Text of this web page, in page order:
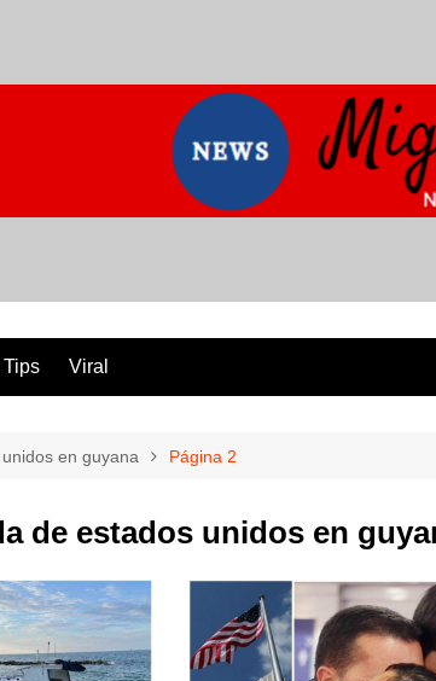
Tips Viral
en guyana Página 2
de estados unidos en